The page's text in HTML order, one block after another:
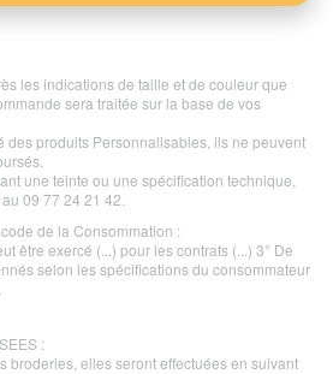
les indications de taille et de couleur que
sera traitée sur la base de vos
des produits Personnalisables, ils ne peuvent
une teinte ou une spécification technique,
09 77 24 21 42.
de la Consommation :
être exercé (...) pour les contrats (...) 3° De
selon les spécifications du consommateur
:
broderies, elles seront effectuées en suivant